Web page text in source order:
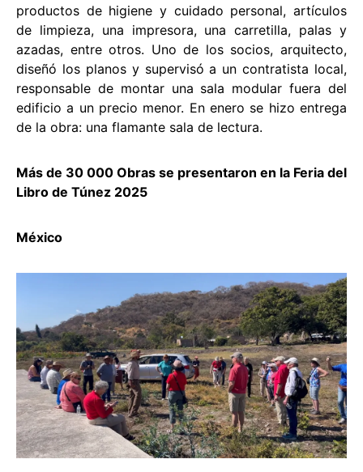
productos de higiene y cuidado personal, artículos
de limpieza, una impresora, una carretilla, palas y
azadas, entre otros. Uno de los socios, arquitecto,
diseñó los planos y supervisó a un contratista local,
responsable de montar una sala modular fuera del
edificio a un precio menor. En enero se hizo entrega
de la obra: una flamante sala de lectura.
Más de 30 000 Obras se presentaron en la Feria del
Libro de Túnez 2025
México